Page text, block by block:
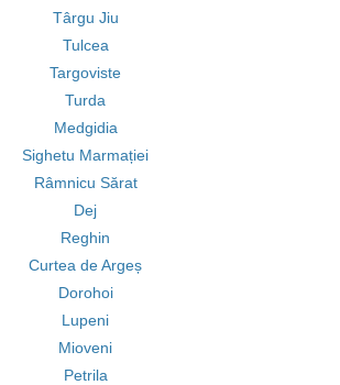
Târgu Jiu
Tulcea
Targoviste
Turda
Medgidia
Sighetu Marmației
Râmnicu Sărat
Dej
Reghin
Curtea de Argeș
Dorohoi
Lupeni
Mioveni
Petrila